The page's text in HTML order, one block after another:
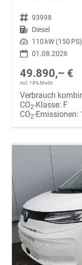
Fahrzeugnr. 93998
Kraftstoff Diesel
Leistung 110 kW (150 PS)
01.08.2026
49.890,– €
incl. 19% MwSt.
Verbrauch
CO2-Klasse: F
CO2-Emissionen: